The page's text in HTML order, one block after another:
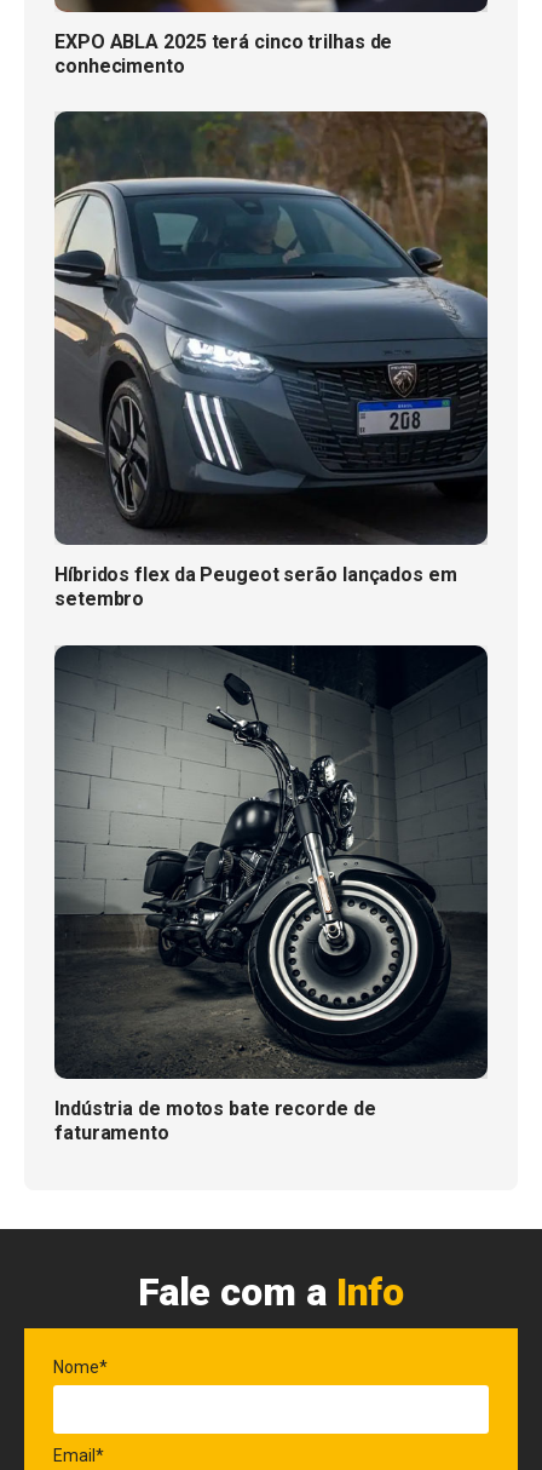
EXPO ABLA 2025 terá cinco trilhas de
conhecimento
Híbridos flex da Peugeot serão lançados em
setembro
Indústria de motos bate recorde de
faturamento
Fale com a Info
Nome*
Email*